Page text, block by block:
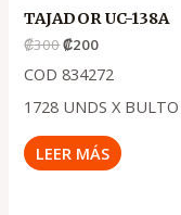
TAJADOR UC-138A
₡300₡200
COD 834272
1728 UNDS X BULTO
LEER MÁS